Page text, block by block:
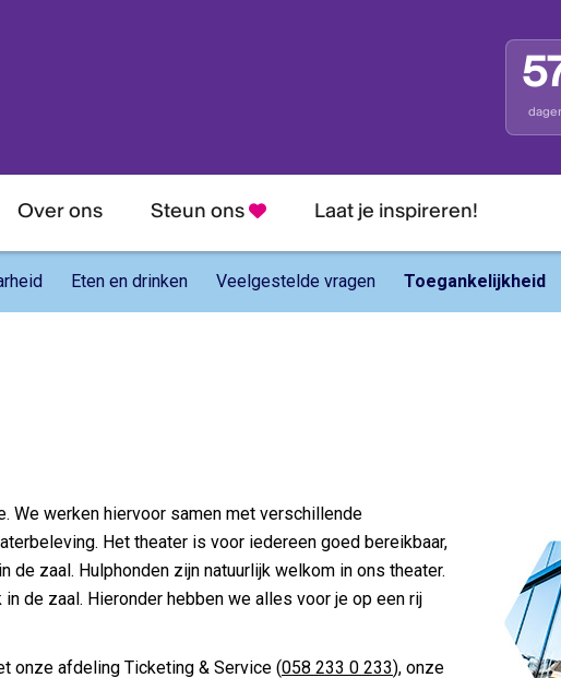
57
dagen
Over ons Steun ons Laat je inspireren!
Eten en drinken Veelgestelde vragen Toegankelijkheid
We werken hiervoor samen met verschillende
Het theater is voor iedereen goed bereikbaar,
zaal. Hulphonden zijn natuurlijk welkom in ons theater.
de zaal. Hieronder hebben we alles voor je op een rij
onze afdeling Ticketing & Service (058 233 0 233), onze
wil je ontvangen?
update
het laatste theaternieuws, updates en info over nieuwe kaartverkoop